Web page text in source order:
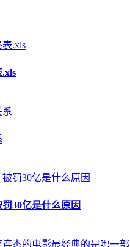
30亿是什么原因